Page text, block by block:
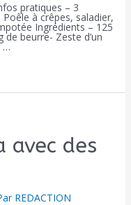
pratiques – 3
à crêpes, saladier,
Ingrédients – 125
beurre- Zeste d’un
…
avec des
REDACTION